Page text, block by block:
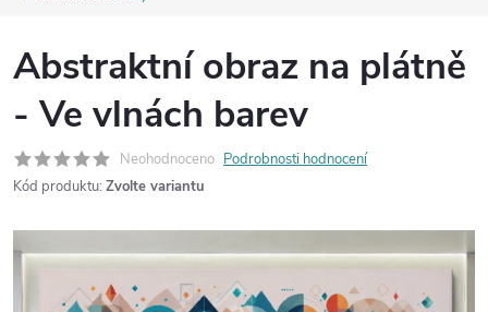
Abstraktní obraz na plátně
- Ve vlnách barev
Neohodnoceno Podrobnosti hodnocení
Kód produktu: Zvolte variantu